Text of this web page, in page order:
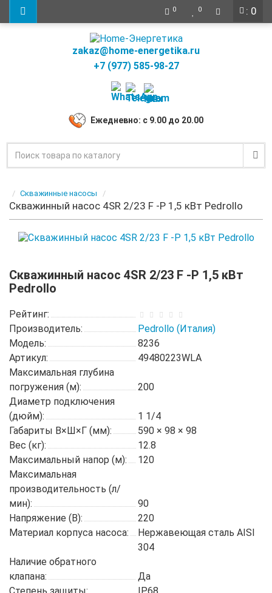
: 0
0 0
zakaz@home-energetika.ru
+7 (977) 585-98-27
Ежедневно: с 9.00 до 20.00
Скважинные насосы
Скважинный насос 4SR 2/23 F -P 1,5 кВт Pedrollo
Скважинный насос 4SR 2/23 F -P 1,5 кВт
Pedrollo
Рейтинг:
Производитель:
Pedrollo (Италия)
Модель:
8236
Артикул:
49480223WLA
Максимальная глубина
погружения (м):
200
Диаметр подключения
(дюйм):
1 1/4
Габариты В×Ш×Г (мм):
590 × 98 × 98
Вес (кг):
12.8
Максимальный напор (м):
120
Максимальная
производительность (л/
мин):
90
Напряжение (В):
220
Материал корпуса насоса:
Нержавеющая сталь AISI
304
Наличие обратного
клапана:
Да